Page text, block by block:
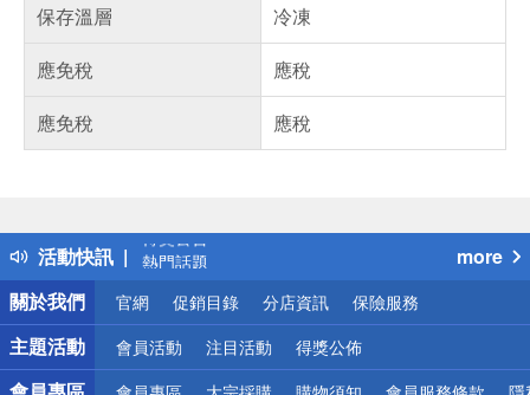
保存溫層
冷凍
應免稅
應稅
應免稅
應稅
活動快訊
得獎公告
熱門話題
銀行優惠
偏遠地區配送
詐騙網頁！請小心！
more
關於我們
官網 促銷目錄 分店資訊 保險服務
主題活動 會員活動 注目活動 得獎公佈